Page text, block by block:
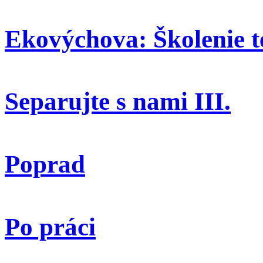
Ekovýchova: Školenie
Separujte s nami III.
Poprad
Po práci